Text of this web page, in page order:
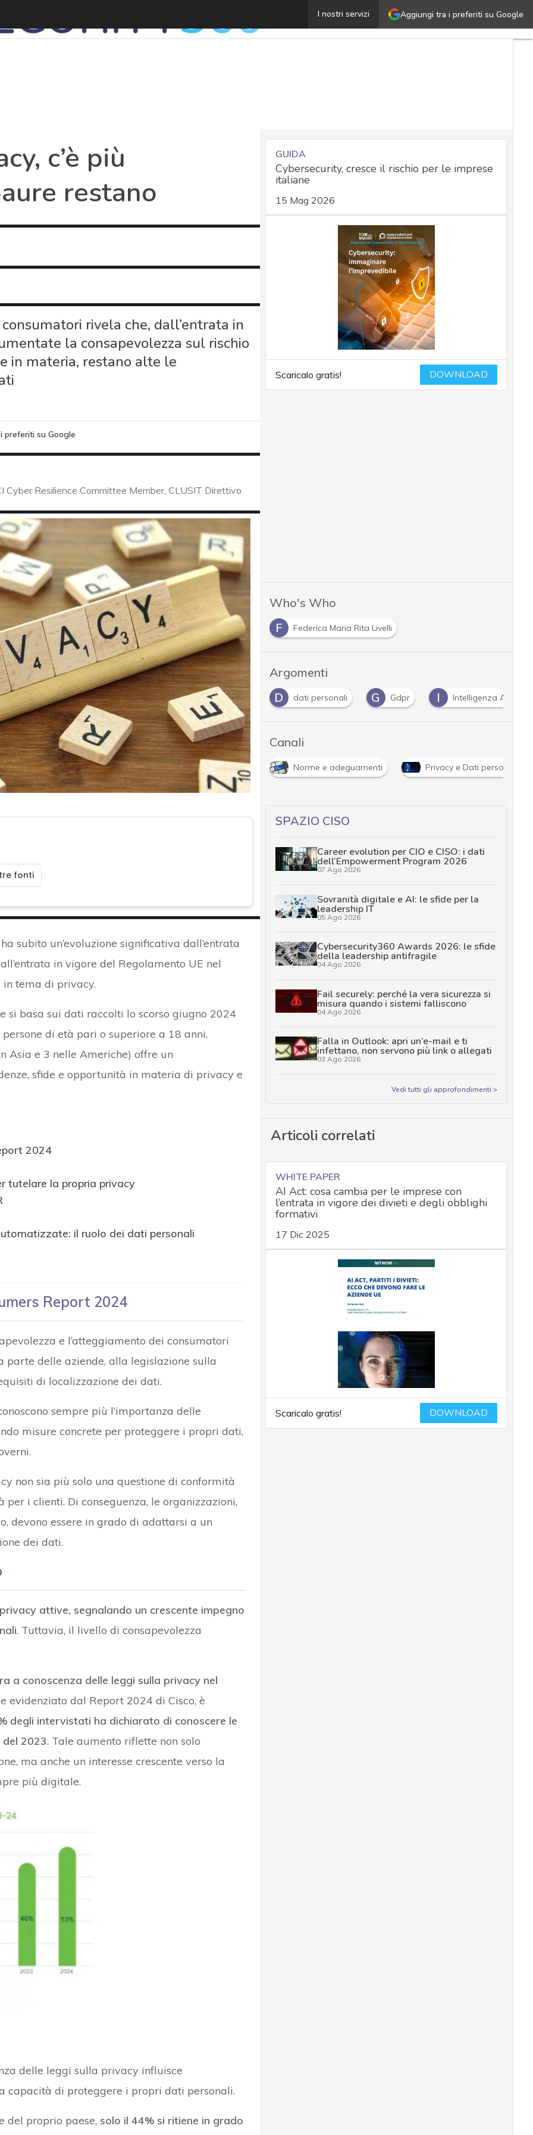
Aggiungi tra i preferiti su Google
I nostri servizi
Consumatori e privacy, c’è più conoscenza ma le paure
c’è più
restano
rivela che, dall’entrata in
la consapevolezza sul rischio
in materia, restano alte le
preferiti su Google
Resilience Committee Member, CLUSIT Direttivo
fonti
subito un’evoluzione significativa dall’entrata
in vigore del Regolamento UE nel
tema di privacy.
si basa sui dati raccolti lo scorso giugno 2024
di età pari o superiore a 18 anni,
Asia e 3 nelle Americhe) offre un
sfide e opportunità in materia di privacy e
2024
tutelare la propria privacy
il ruolo dei dati personali
Report 2024
e l’atteggiamento dei consumatori
delle aziende, alla legislazione sulla
di localizzazione dei dati.
sempre più l’importanza delle
misure concrete per proteggere i propri dati,
non sia più solo una questione di conformità
i clienti. Di conseguenza, le organizzazioni,
devono essere in grado di adattarsi a un
dei dati.
attive, segnalando un crescente impegno
. Tuttavia, il livello di consapevolezza
a conoscenza delle leggi sulla privacy nel
evidenziato dal Report 2024 di Cisco, è
degli intervistati ha dichiarato di conoscere le
2023. Tale aumento riflette non solo
ma anche un interesse crescente verso la
più digitale.
delle leggi sulla privacy influisce
capacità di proteggere i propri dati personali.
proprio paese, solo il 44% si ritiene in grado
GUIDA
Cybersecurity, cresce il rischio per le imprese
italiane
15 Mag 2026
Scaricalo gratis! DOWNLOAD
Who's Who
F
Federica Maria Rita Livelli
Argomenti
A
Applicazioni D dati personali G Gdpr I Intelligenza
Canali
Cybersecurity nazionale Norme e adeguamenti Privacy e Dati personali
SPAZIO CISO
Career evolution per CIO e CISO: i dati
dell’Empowerment Program 2026
07 Ago 2026
Sovranità digitale e AI: le sfide per la
leadership IT
05 Ago 2026
Cybersecurity360 Awards 2026: le sfide
della leadership antifragile
04 Ago 2026
Fail securely: perché la vera sicurezza si
misura quando i sistemi falliscono
04 Ago 2026
Falla in Outlook: apri un’e-mail e ti
infettano, non servono più link o allegati
03 Ago 2026
Vedi tutti gli approfondimenti >
Articoli correlati
WHITE PAPER
AI Act: cosa cambia per le imprese con
l’entrata in vigore dei divieti e degli obblighi
formativi
17 Dic 2025
Scaricalo gratis! DOWNLOAD